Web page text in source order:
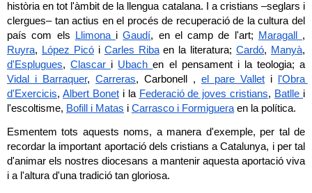
història en tot l'àmbit de la llengua catalana. I a cristians –seglars i
clergues– tan actius en el procés de recuperació de la cultura del
país com els
Llimona i Gaudí, en el camp de l'art; Maragall
Ruyra, López Picó i Carles Riba en la literatura; Cardó, Manyà
d'Esplugues, Clascar i Ubach
Vidal i Barraquer, Carreras, Carbonell , el pare Vallet i
l'Obra
d'Exercicis, Albert Bonet i la Federació de joves cristians, Batlle i
l'escoltisme, Bofill i Matas i Carrasco i Formiguera en la política.
Esmentem tots aquests noms, a manera d'exemple, per tal de
recordar la important aportació dels cristians a Catalunya, i per tal
d'animar els nostres diocesans a mantenir aquesta aportació viva
i a l'altura d'una tradició tan gloriosa.